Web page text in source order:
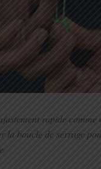
rapide
la boucle de serrage